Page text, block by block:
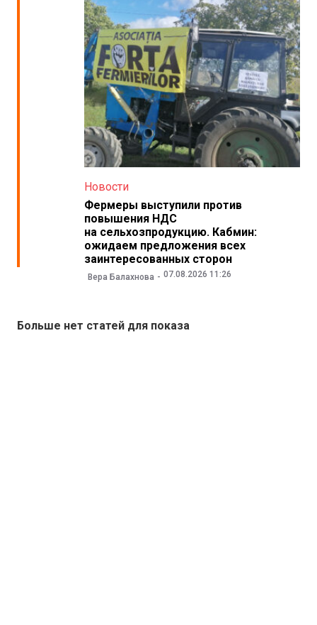
Новости
Фермеры выступили против
повышения НДС
на сельхозпродукцию. Кабмин:
ожидаем предложения всех
заинтересованных сторон
Вера Балахнова 07.08.2026 11:26
Больше нет статей для показа